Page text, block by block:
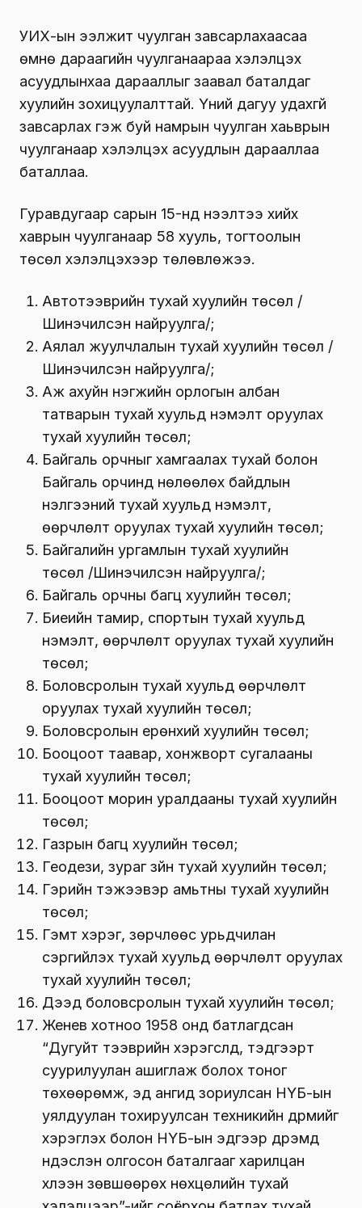
УИХ-ын ээлжит чуулган завсарлахаасаа
өмнө дараагийн чуулганаараа хэлэлцэх
асуудлынхаа дарааллыг заавал баталдаг
хуулийн зохицуулалттай. Үүний дагуу удахгүй
завсарлах гэж буй намрын чуулган хаьврын
чуулганаар хэлэлцэх асуудлын дарааллаа
баталлаа.
Гуравдугаар сарын 15-нд нээлтээ хийх
хаврын чуулганаар 58 хууль, тогтоолын
төсөл хэлэлцэхээр төлөвлөжээ.
Автотээврийн тухай хуулийн төсөл /
Шинэчилсэн найруулга/;
Аялал жуулчлалын тухай хуулийн төсөл /
Шинэчилсэн найруулга/;
Аж ахуйн нэгжийн орлогын албан
татварын тухай хуульд нэмэлт оруулах
тухай хуулийн төсөл;
Байгаль орчныг хамгаалах тухай болон
Байгаль орчинд нөлөөлөх байдлын
үнэлгээний тухай хуульд нэмэлт,
өөрчлөлт оруулах тухай хуулийн төсөл;
Байгалийн ургамлын тухай хуулийн
төсөл /Шинэчилсэн найруулга/;
Байгаль орчны багц хуулийн төсөл;
Биеийн тамир, спортын тухай хуульд
нэмэлт, өөрчлөлт оруулах тухай хуулийн
төсөл;
Боловсролын тухай хуульд өөрчлөлт
оруулах тухай хуулийн төсөл;
Боловсролын ерөнхий хуулийн төсөл;
Бооцоот таавар, хонжворт сугалааны
тухай хуулийн төсөл;
Бооцоот морин уралдааны тухай хуулийн
төсөл;
Газрын багц хуулийн төсөл;
Геодези, зураг зүйн тухай хуулийн төсөл;
Гэрийн тэжээвэр амьтны тухай хуулийн
төсөл;
Гэмт хэрэг, зөрчлөөс урьдчилан
сэргийлэх тухай хуульд өөрчлөлт оруулах
тухай хуулийн төсөл;
Дээд боловсролын тухай хуулийн төсөл;
Женев хотноо 1958 онд батлагдсан
“Дугуйт тээврийн хэрэгслүүд, тэдгээрт
суурилуулан ашиглаж болох тоног
төхөөрөмж, эд ангид зориулсан НҮБ-ын
уялдуулан тохируулсан техникийн дүрмийг
хэрэглэх болон НҮБ-ын эдгээр дүрэмд
үндэслэн олгосон баталгааг харилцан
хүлээн зөвшөөрөх нөхцөлийн тухай